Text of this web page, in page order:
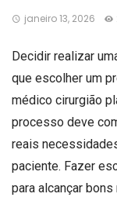
janeiro 13, 2026
Decidir realizar
que escolher um
médico cirurgião
processo deve
reais
paciente. Fazer
para alcançar